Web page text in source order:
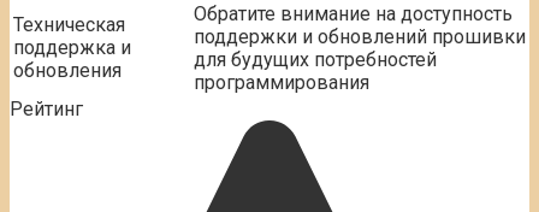
Техническая
поддержка и
обновления
Обратите внимание на доступность
поддержки и обновлений прошивки
для будущих потребностей
программирования
Рейтинг